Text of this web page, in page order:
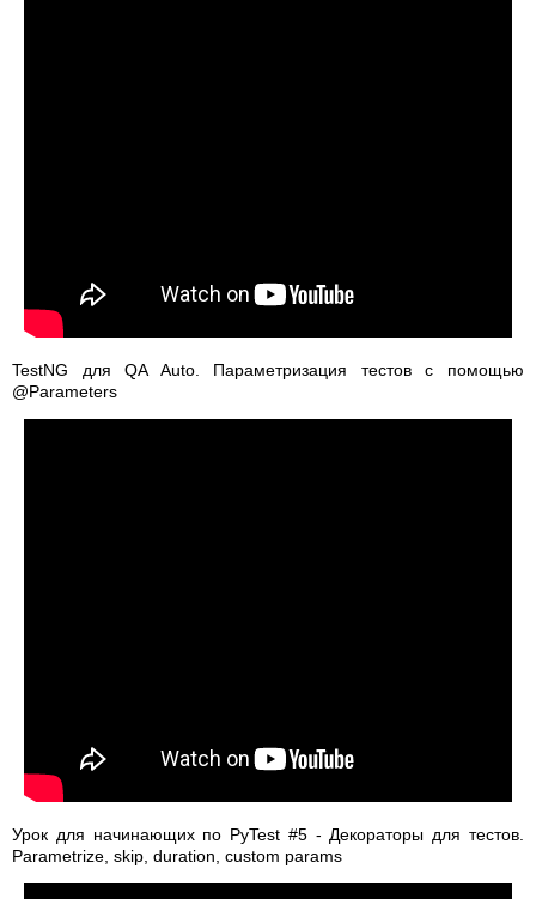
TestNG для QA Auto. Параметризация тестов с помощью
@Parameters
Урок для начинающих по PyTest #5 - Декораторы для тестов.
Parametrize, skip, duration, custom params